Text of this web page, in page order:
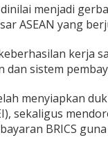
menjadi
ASEAN yang
kerja
dan sistem
menyiapkan
sekaligus
BRICS